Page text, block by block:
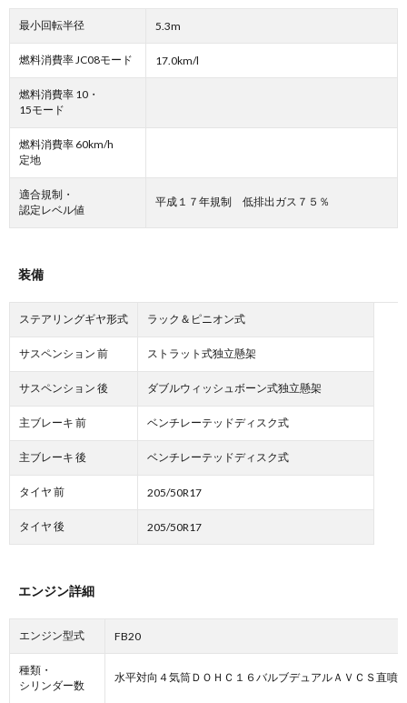
最小回転半径 5.3m
燃料消費率 JC08モード 17.0km/l
燃料消費率 10・
15モード
燃料消費率 60km/h
定地
適合規制・
認定レベル値
平成１７年規制 低排出ガス７５％
装備
ステアリングギヤ形式 ラック＆ピニオン式
サスペンション 前 ストラット式独立懸架
サスペンション 後 ダブルウィッシュボーン式独立懸架
主ブレーキ 前 ベンチレーテッドディスク式
主ブレーキ 後 ベンチレーテッドディスク式
タイヤ 前 205/50R17
タイヤ 後 205/50R17
エンジン詳細
エンジン型式 FB20
種類・
シリンダー数
水平対向４気筒ＤＯＨＣ１６バルブデュアルＡＶＣＳ直噴